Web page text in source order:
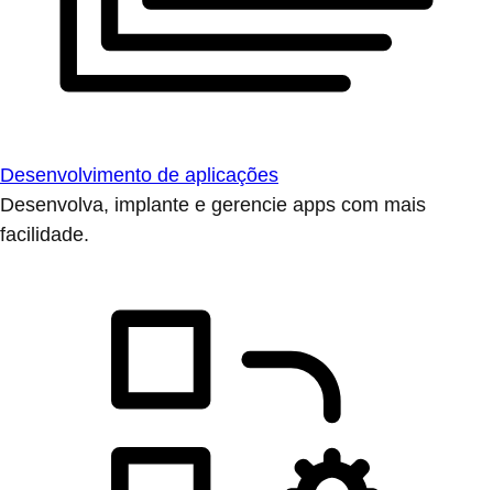
Desenvolvimento de aplicações
Desenvolva, implante e gerencie apps com mais
facilidade.